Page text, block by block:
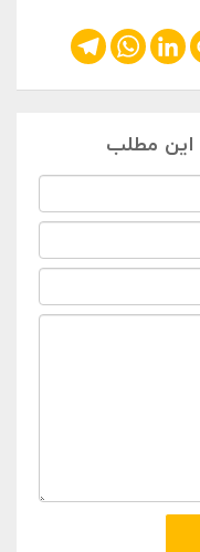
LinkedIn
WhatsApp
Telegram
این مطلب